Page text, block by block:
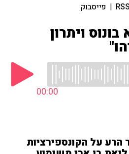
RSS
| פייסבוק
ויתרון
00:00
על הקונספירציות